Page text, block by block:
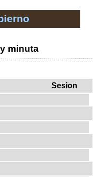
minuta
Sesion